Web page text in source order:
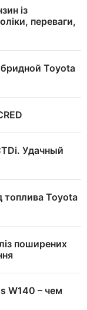
із
переваги,
Toyota
Удачный
топлива Toyota
поширених
W140 – чем